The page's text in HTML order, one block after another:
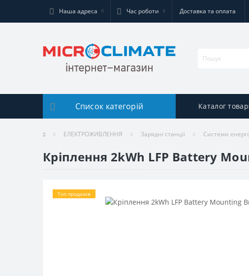
Наша адреса Час роботи Доставка та оплата
Список категорій Каталог
ЕЛЕКТРОЖИВЛЕННЯ Зарядні станції Системи
Кріплення 2kWh LFP Battery
Топ продажів